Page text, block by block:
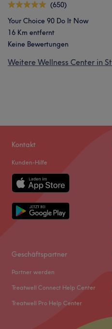
(650)
Your Choice 90 Do It Now
16 Km entfernt
Keine Bewertungen
Weitere Wellness Center in
Kontakt
Kunden-Hilfe
Geschäftspartner
Partner werden
Treatwell Connect Help Center
Treatwell Pro Help Center